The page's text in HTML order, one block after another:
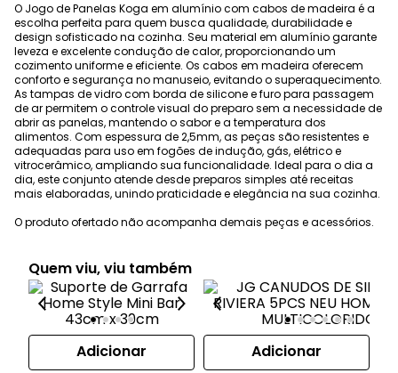
O Jogo de Panelas Koga em alumínio com cabos de madeira é a
escolha perfeita para quem busca qualidade, durabilidade e
design sofisticado na cozinha. Seu material em alumínio garante
leveza e excelente condução de calor, proporcionando um
cozimento uniforme e eficiente. Os cabos em madeira oferecem
conforto e segurança no manuseio, evitando o superaquecimento.
As tampas de vidro com borda de silicone e furo para passagem
de ar permitem o controle visual do preparo sem a necessidade de
abrir as panelas, mantendo o sabor e a temperatura dos
alimentos. Com espessura de 2,5mm, as peças são resistentes e
adequadas para uso em fogões de indução, gás, elétrico e
vitrocerâmico, ampliando sua funcionalidade. Ideal para o dia a
dia, este conjunto atende desde preparos simples até receitas
mais elaboradas, unindo praticidade e elegância na sua cozinha.
O produto ofertado não acompanha demais peças e acessórios.
Quem viu, viu também
Adicionar Adicionar